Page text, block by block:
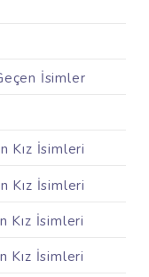
İsimler
Kız İsimleri
Kız İsimleri
Kız İsimleri
Kız İsimleri